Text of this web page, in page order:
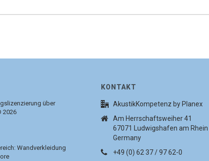
über
2026
Wandverkleidung
KONTAKT
AkustikKompetenz by Planex
Am Herrschaftsweiher 41
67071 Ludwigshafen am Rhein
Germany
+49 (0) 62 37 / 97 62-0